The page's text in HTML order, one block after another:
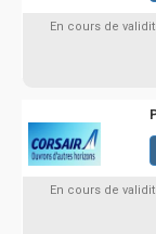
En cours de
En cours de